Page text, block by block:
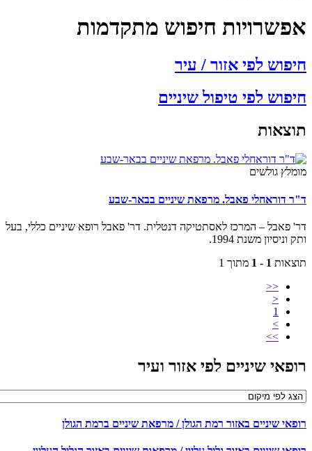
חיפוש מתקדמות
לפי אזור / עיר
לפי טיפול שיניים
גולשים
דוראחלי פאבל. מרפאת שיניים בבאר-שבע
פאבל – המרכז לאסתטיקה דנטלית. דר' פאבל רופא שיניים כללי, בעל
וניסיון משנת 1994.
1 - 1
מתוך 1
<<
<
1
>
>>
שיניים לפי אזור ועיר
שיניים באזור רמת הגולן / מרפאת שיניים ברמת הגולן